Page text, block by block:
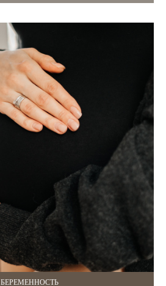
БЕРЕМЕННОСТЬ